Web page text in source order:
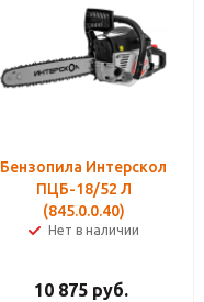
Бензопила Интерскол
ПЦБ-18/52 Л
(845.0.0.40)
Нет в наличии
10 875 руб.